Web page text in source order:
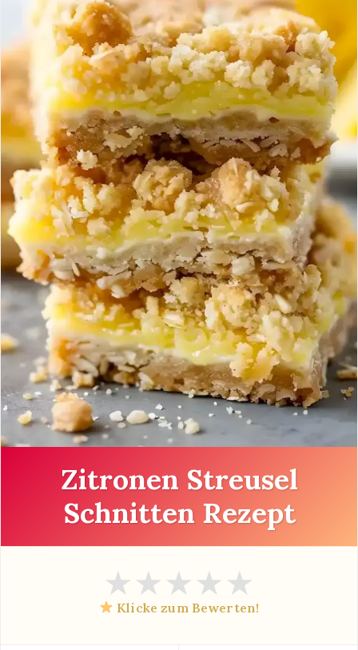
Zitronen Streusel
Schnitten Rezept
★★★★★
Klicke zum Bewerten!